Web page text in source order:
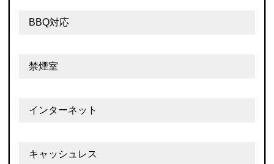
BBQ対応
禁煙室
インターネット
キャッシュレス